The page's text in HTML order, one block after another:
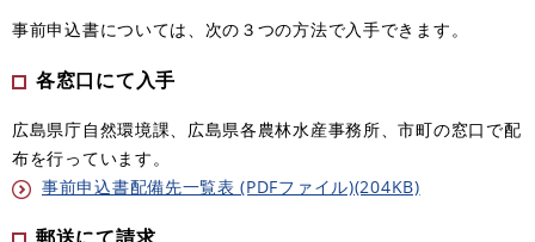
事前申込書については、次の３つの方法で入手できます。
各窓口にて入手
広島県庁自然環境課、広島県各農林水産事務所、市町の窓口で配
布を行っています。
事前申込書配備先一覧表 (PDFファイル)(204KB)